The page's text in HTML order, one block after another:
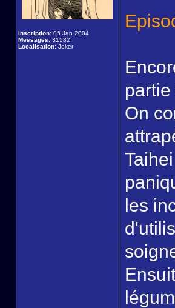
Inscription: 05 Jan 2004
Messages: 31582
Localisation: Joker
On
les